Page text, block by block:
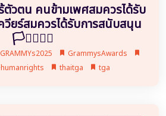
ตัวตน คนข้ามเพศสมควรได้รับ
วียร์สมควรได้รับการสนับสนุน
🏳️‍⚧️🏳️‍🌈✨
GRAMMYs2025
GrammysAwards
thaitga tga